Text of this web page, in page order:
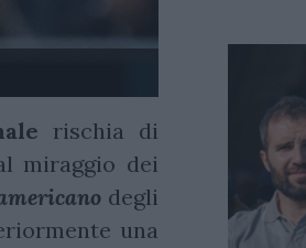
rischia di
miraggio dei
degli
una